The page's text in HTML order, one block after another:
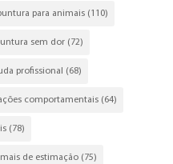
para animais(110)
sem dor(72)
profissional (68)
comportamentais(64)
(78)
de estimação(75)